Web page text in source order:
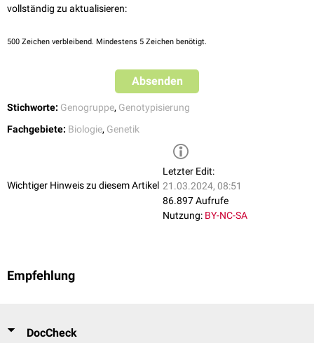
aufweisen, zu einerGenogruppe
vollständig zu aktualisieren:
500 Zeichen verbleibend. Mindestens 5 Zeichen benötigt.
Absenden
Stichworte: Genogruppe, Genotypisierung
Fachgebiete: Biologie, Genetik
Wichtiger Hinweis zu diesem Artikel
Letzter Edit:
21.03.2024, 08:51
86.897 Aufrufe
Nutzung: BY-NC-SA
Empfehlung
DocCheck